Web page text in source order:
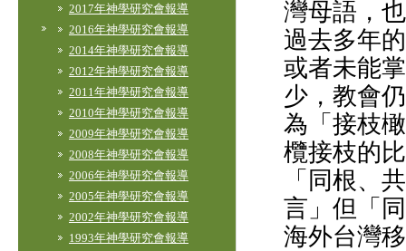
2017年神學研究會報導
2016年神學研究會報導
2014年神學研究會報導
2012年神學研究會報導
2011年神學研究會報導
2010年神學研究會報導
2009年神學研究會報導
2008年神學研究會報導
2006年神學研究會報導
2005年神學研究會報導
2002年神學研究會報導
1993年神學研究會報導
灣母語，
過去多年
或者未能
少，教會
為「接枝
欖接枝的
「同根、
言」但「
海外台灣